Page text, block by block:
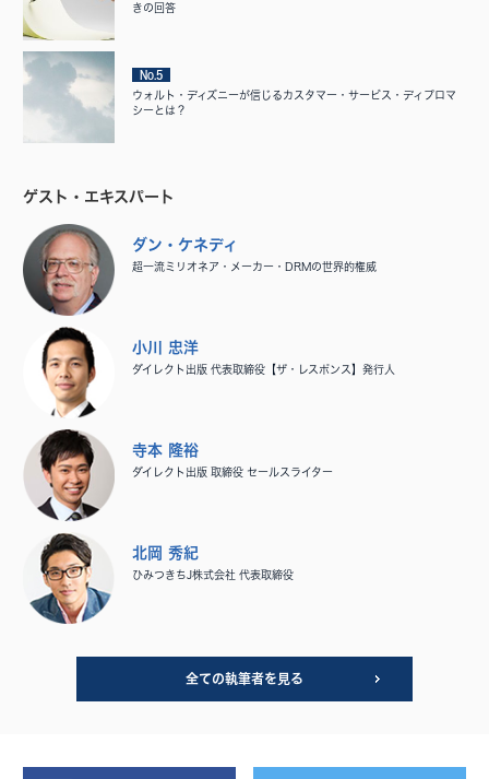
きの回答
No.5
ウォルト・ディズニーが信じるカスタマー・サービス・ディプロマ
シーとは？
ゲスト・エキスパート
ダン・ケネディ
超一流ミリオネア・メーカー・DRMの世界的権威
小川 忠洋
ダイレクト出版 代表取締役【ザ・レスポンス】発行人
寺本 隆裕
ダイレクト出版 取締役 セールスライター
北岡 秀紀
ひみつきちJ株式会社 代表取締役
全ての執筆者を見る